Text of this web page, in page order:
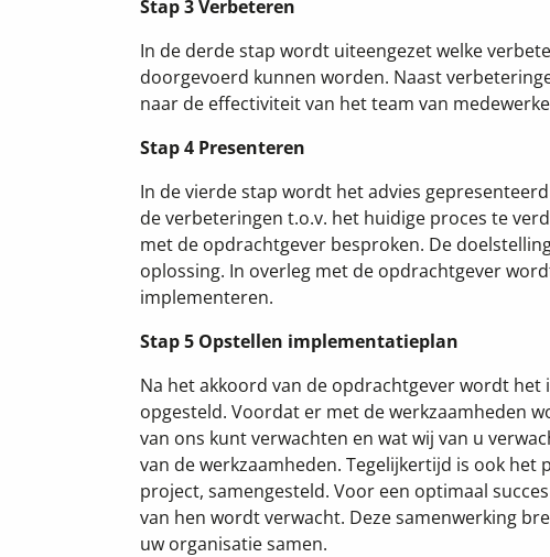
Stap 3 Verbeteren
In de derde stap wordt uiteengezet welke
doorgevoerd kunnen worden. Naast
naar de effectiviteit van het team van
Stap 4 Presenteren
In de vierde stap wordt het advies
de verbeteringen t.o.v. het huidige proces te
met de opdrachtgever besproken. De
oplossing. In overleg met de opdrachtgever
implementeren.
Stap 5 Opstellen implementatieplan
Na het akkoord van de opdrachtgever wordt
opgesteld. Voordat er met de werkzaamheden
van ons kunt verwachten en wat wij van u
van de werkzaamheden. Tegelijkertijd is ook
project, samengesteld. Voor een optimaal
van hen wordt verwacht. Deze samenwerking
uw organisatie samen.